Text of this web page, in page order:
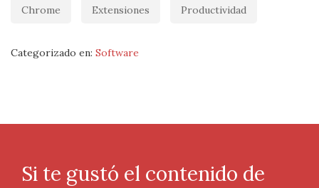
Chrome Extensiones Productividad
Categorizado en: Software
Si te gustó el contenido de